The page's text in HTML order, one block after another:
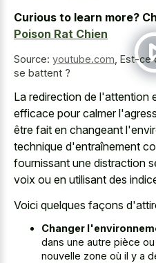
Curious to learn more?
Poison Rat Chien
Source: youtube.com Est-ce
se battent ?
La redirection de l'attention
efficace pour calmer
être fait en changeant
technique d'entraînement
fournissant une distraction
voix ou en utilisant des
Voici quelques façons
Changer
dans une autre pièce
nouvelle zone où il y a